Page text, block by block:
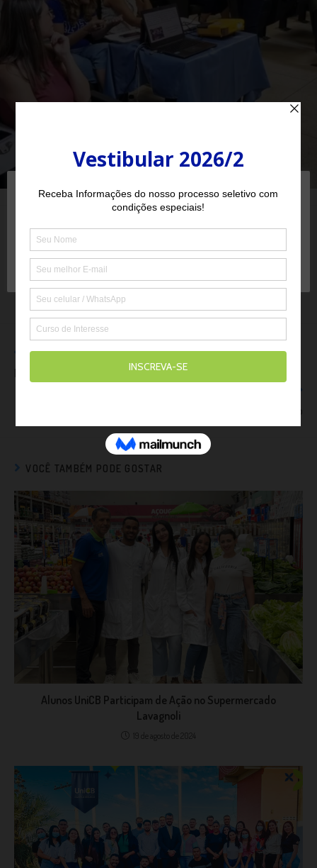
PLEASE SHARE THIS
Post anterior
Palestra sobre Casos de Maus-Tratos e Crimes Ambientais
O Que Não Fazer em Uma Entrevista de Emprego
VOCÊ TAMBÉM PODE GOSTAR
Alunos UniCB Participam de Ação no Supermercado
Lavagnoli
19 de agosto de 2024
Utilizamos cookies para melhorar sua experiência em nossos sites
e fornecer funcionalidade de redes sociais. Se desejar, você pode
Privacidade
Aceitar Todos